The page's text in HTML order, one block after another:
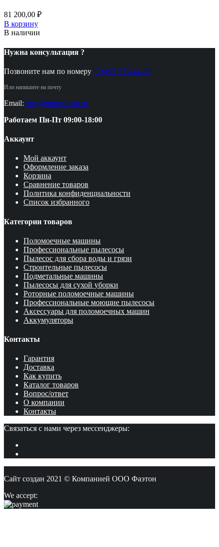
81 200,00 ₽
В корзину
В наличии
Нужна консультация ?
Позвоните нам по номеру +7(495)255-44-88
Или напишите на почту
Email: info@primeclean.ru
Работаем Пн-Пт 09:00-18:00
Аккаунт
Мой аккаунт
Оформление заказа
Корзина
Сравнение товаров
Политика конфиденциальности
Список избранного
Категории товаров
Поломоечные машины
Профессиональные пылесосы
Пылесос для сбора воды и грязи
Строительные пылесосы
Подметальные машины
Пылесосы для сухой уборки
Роторные поломоечные машины
Профессиональные моющие пылесосы
Аксессуары для поломоечных машин
Аккумуляторы
Контакты
Гарантия
Доставка
Как купить
Каталог товаров
Вопрос/ответ
О компании
Контакты
Связаться с нами через мессенджеры:
Сайт создан 2021 © Компанией ООО Фаэтон
We accept: